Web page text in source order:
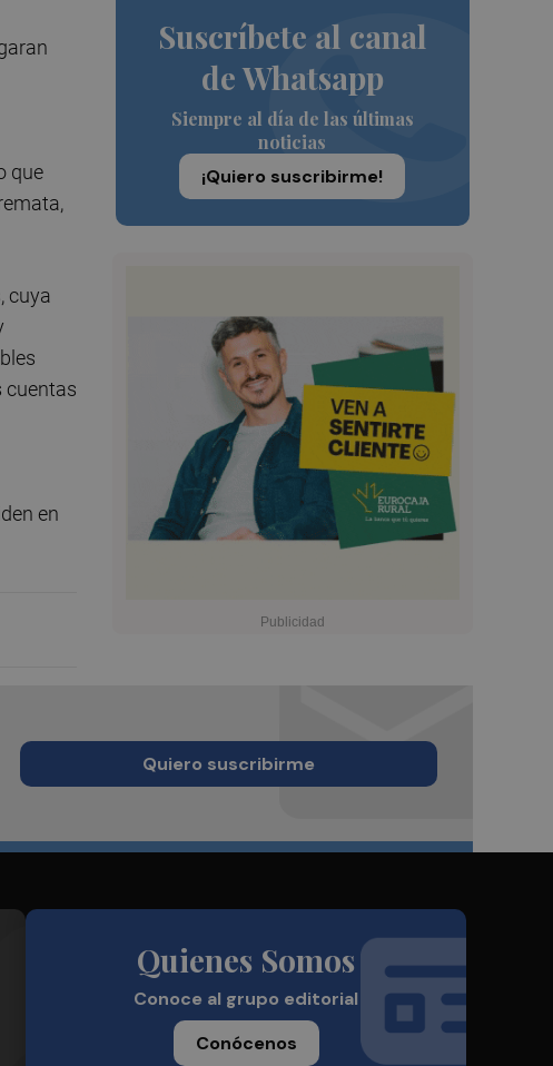
Suscríbete al canal
de Whatsapp
Siempre al día de las últimas
noticias
¡Quiero suscribirme!
que
cuya
cuentas
en
Quiero suscribirme
Quienes Somos
Conoce al grupo editorial
Conócenos